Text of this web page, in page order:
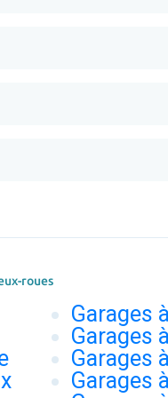
roues
Garages
Garages
Garages
Garages